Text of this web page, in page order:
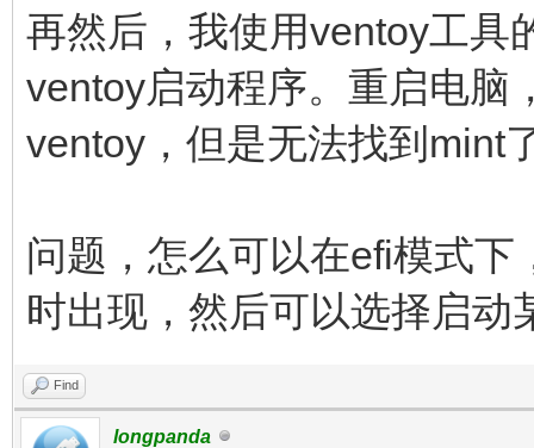
再然后，我使用ventoy工具
ventoy启动程序。重启电脑
ventoy，但是无法找到mint
问题，怎么可以在efi模式
时出现，然后可以选择启动
Find
longpanda